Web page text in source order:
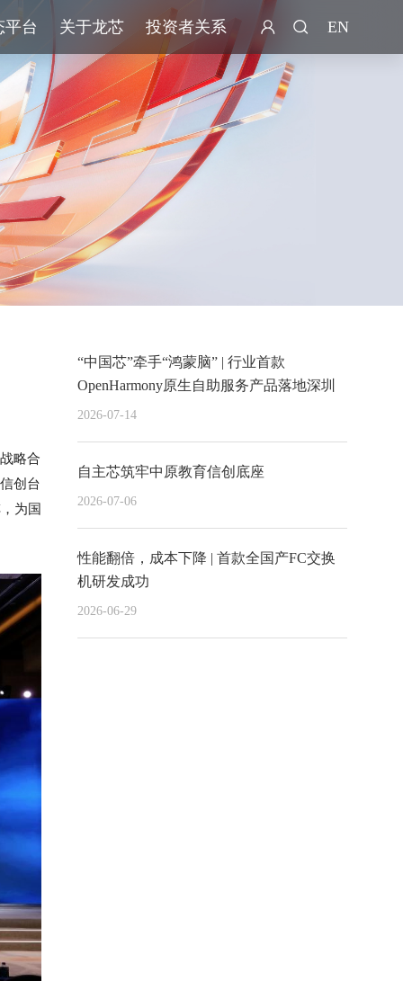
平台 关于龙芯 投资者关系 EN
略合
创台
为国
“中国芯”牵手“鸿蒙脑” | 行业首款
OpenHarmony原生自助服务产品落地深圳
2026-07-14
自主芯筑牢中原教育信创底座
2026-07-06
性能翻倍，成本下降 | 首款全国产FC交换
机研发成功
2026-06-29